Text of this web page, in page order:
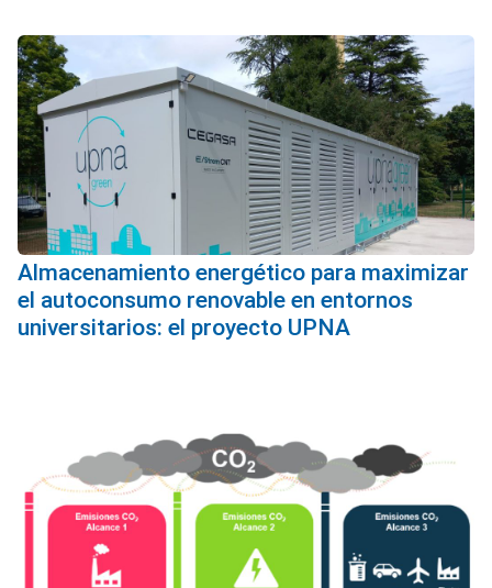
Almacenamiento energético para maximizar
el autoconsumo renovable en entornos
universitarios: el proyecto UPNA